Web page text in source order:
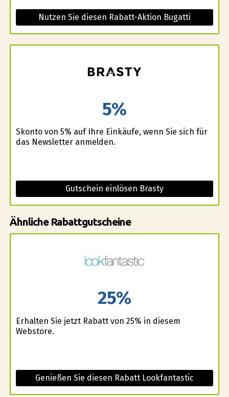
Nutzen Sie diesen Rabatt-Aktion Bugatti
5%
Skonto von 5% auf Ihre Einkäufe, wenn Sie sich für
das Newsletter anmelden.
Gutschein einlösen Brasty
Ähnliche Rabattgutscheine
25%
Erhalten Sie jetzt Rabatt von 25% in diesem
Webstore.
Genießen Sie diesen Rabatt Lookfantastic